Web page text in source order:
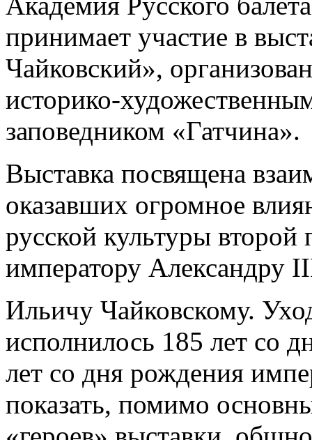
принимает участие в
Чайковский»,
историко-
заповедником «Гатчина».
Выставка посвящена
оказавших огромное
русской культуры
императору Александру
Ильичу Чайковскому.
исполнилось 185 лет со
лет со дня рождения
показать, помимо